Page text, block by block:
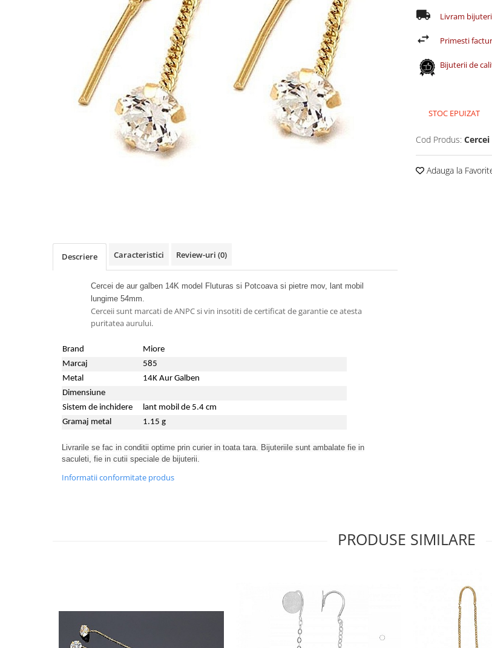
Cercei de aur lungi cu lant
Cercei aur cu surub
Livram
Primesti
Bijuterii de
STOC EPUIZAT
Cod Produs:
Adauga la
Descriere Caracteristici Review-uri (0)
Cercei de aur galben 14K model Fluturas si Potcoava si pietre mov, lant mobil
lungime 54mm.
Cerceii sunt marcati de ANPC si vin insotiti de certificat de garantie ce atesta
puritatea aurului.
Brand
Miore
Marcaj
585
Metal
14K Aur Galben
Dimensiune
Sistem de inchidere
lant mobil de 5.4 cm
Gramaj metal
1.15 g
Livrarile se fac in conditii optime prin curier in toata tara. Bijuteriile sunt ambalate fie in
saculeti, fie in cutii speciale de bijuterii.
Informatii conformitate produs
PRODUSE SIMILARE